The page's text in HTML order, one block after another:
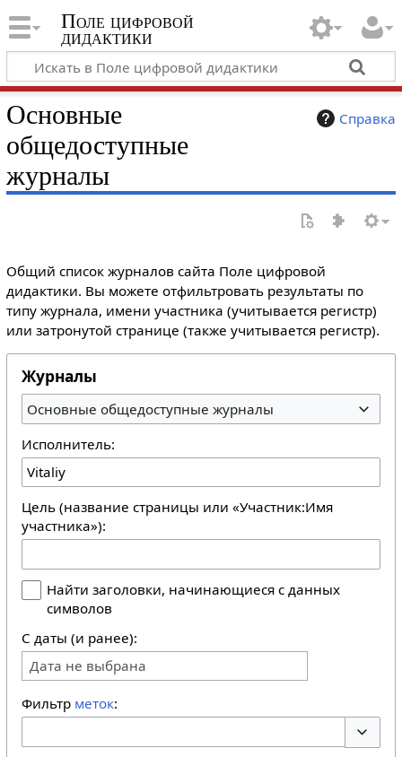
Поле цифровой
дидактики
Справка
Основные
общедоступные
журналы
Общий список журналов сайта Поле цифровой
дидактики. Вы можете отфильтровать результаты по
типу журнала, имени участника (учитывается регистр)
или затронутой странице (также учитывается регистр).
Журналы
Основные общедоступные журналы
Исполнитель:
Цель (название страницы или «Участник:Имя
участника»):
Найти заголовки, начинающиеся с данных
символов
С даты (и ранее):
Дата не выбрана
Фильтр меток: